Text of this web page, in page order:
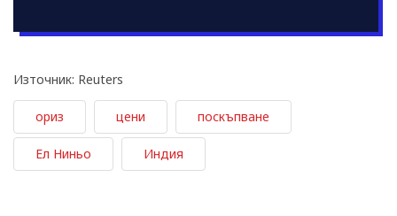
Източник: Reuters
ориз цени поскъпване
Ел Ниньо Индия